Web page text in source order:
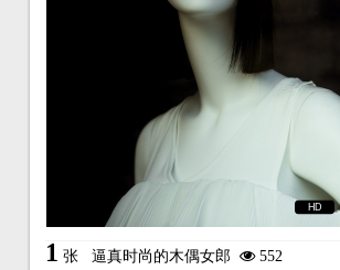
HD
1 张 逼真时尚的木偶女郎 552